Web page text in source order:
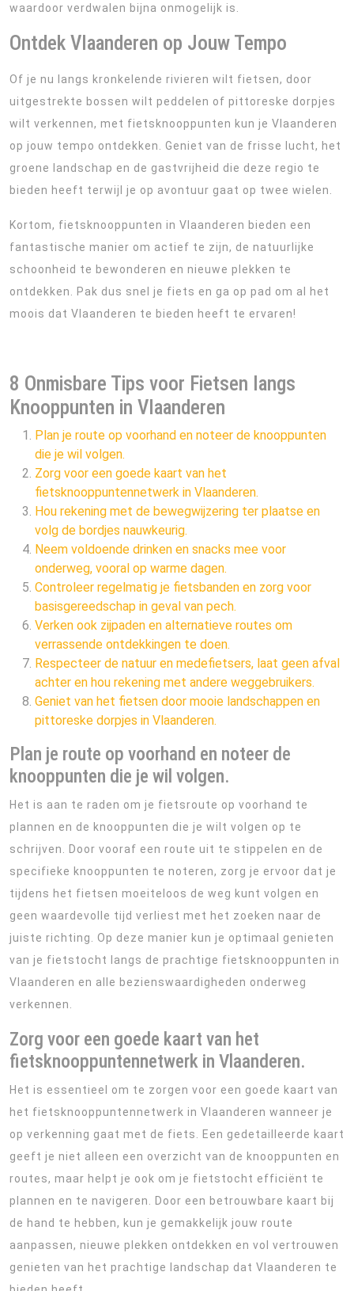
waardoor verdwalen bijna onmogelijk is.
Ontdek Vlaanderen op Jouw Tempo
Of je nu langs kronkelende rivieren wilt fietsen, door
uitgestrekte bossen wilt peddelen of pittoreske dorpjes
wilt verkennen, met fietsknooppunten kun je Vlaanderen
op jouw tempo ontdekken. Geniet van de frisse lucht, het
groene landschap en de gastvrijheid die deze regio te
bieden heeft terwijl je op avontuur gaat op twee wielen.
Kortom, fietsknooppunten in Vlaanderen bieden een
fantastische manier om actief te zijn, de natuurlijke
schoonheid te bewonderen en nieuwe plekken te
ontdekken. Pak dus snel je fiets en ga op pad om al het
moois dat Vlaanderen te bieden heeft te ervaren!
8 Onmisbare Tips voor Fietsen langs
Knooppunten in Vlaanderen
Plan je route op voorhand en noteer de knooppunten
die je wil volgen.
Zorg voor een goede kaart van het
fietsknooppuntennetwerk in Vlaanderen.
Hou rekening met de bewegwijzering ter plaatse en
volg de bordjes nauwkeurig.
Neem voldoende drinken en snacks mee voor
onderweg, vooral op warme dagen.
Controleer regelmatig je fietsbanden en zorg voor
basisgereedschap in geval van pech.
Verken ook zijpaden en alternatieve routes om
verrassende ontdekkingen te doen.
Respecteer de natuur en medefietsers, laat geen afval
achter en hou rekening met andere weggebruikers.
Geniet van het fietsen door mooie landschappen en
pittoreske dorpjes in Vlaanderen.
Plan je route op voorhand en noteer de
knooppunten die je wil volgen.
Het is aan te raden om je fietsroute op voorhand te
plannen en de knooppunten die je wilt volgen op te
schrijven. Door vooraf een route uit te stippelen en de
specifieke knooppunten te noteren, zorg je ervoor dat je
tijdens het fietsen moeiteloos de weg kunt volgen en
geen waardevolle tijd verliest met het zoeken naar de
juiste richting. Op deze manier kun je optimaal genieten
van je fietstocht langs de prachtige fietsknooppunten in
Vlaanderen en alle bezienswaardigheden onderweg
verkennen.
Zorg voor een goede kaart van het
fietsknooppuntennetwerk in Vlaanderen.
Het is essentieel om te zorgen voor een goede kaart van
het fietsknooppuntennetwerk in Vlaanderen wanneer je
op verkenning gaat met de fiets. Een gedetailleerde kaart
geeft je niet alleen een overzicht van de knooppunten en
routes, maar helpt je ook om je fietstocht efficiënt te
plannen en te navigeren. Door een betrouwbare kaart bij
de hand te hebben, kun je gemakkelijk jouw route
aanpassen, nieuwe plekken ontdekken en vol vertrouwen
genieten van het prachtige landschap dat Vlaanderen te